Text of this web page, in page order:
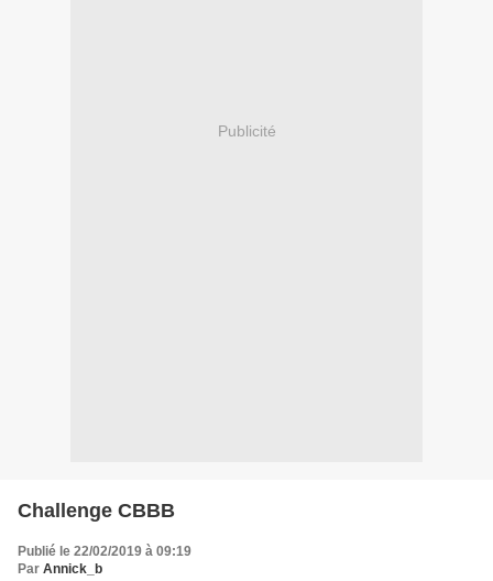
Publicité
Challenge CBBB
Publié le 22/02/2019 à 09:19
Par Annick_b